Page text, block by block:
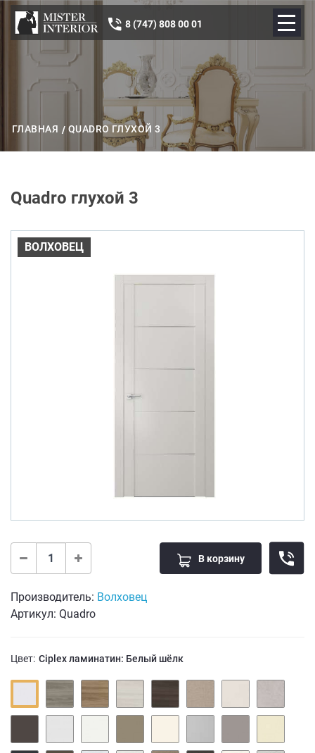
8 (747) 808 00 01
ГЛАВНАЯ QUADRO ГЛУХОЙ 3
Quadro глухой 3
ВОЛХОВЕЦ
В корзину
Производитель: Волховец
Артикул: Quadro
Цвет: Ciplex ламинатин: Белый шёлк